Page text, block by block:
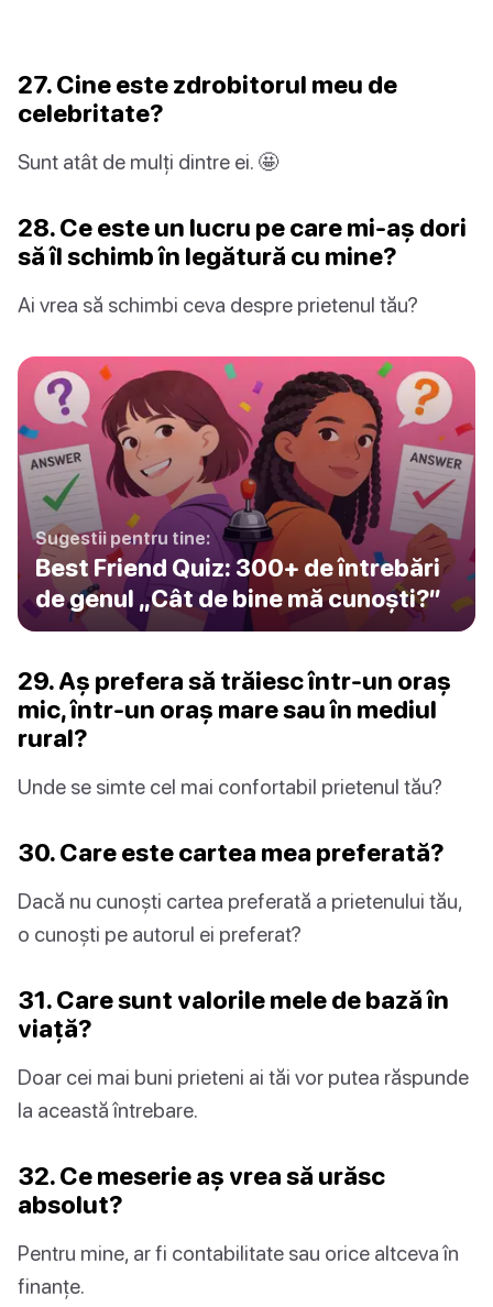
27. Cine este zdrobitorul meu de
celebritate?
Sunt atât de mulți dintre ei. 🤩
28. Ce este un lucru pe care mi-aș dori
să îl schimb în legătură cu mine?
Ai vrea să schimbi ceva despre prietenul tău?
Sugestii pentru tine:
Best Friend Quiz: 300+ de întrebări
de genul „Cât de bine mă cunoști?”
29. Aș prefera să trăiesc într-un oraș
mic, într-un oraș mare sau în mediul
rural?
Unde se simte cel mai confortabil prietenul tău?
30. Care este cartea mea preferată?
Dacă nu cunoști cartea preferată a prietenului tău,
o cunoști pe autorul ei preferat?
31. Care sunt valorile mele de bază în
viață?
Doar cei mai buni prieteni ai tăi vor putea răspunde
la această întrebare.
32. Ce meserie aș vrea să urăsc
absolut?
Pentru mine, ar fi contabilitate sau orice altceva în
finanțe.